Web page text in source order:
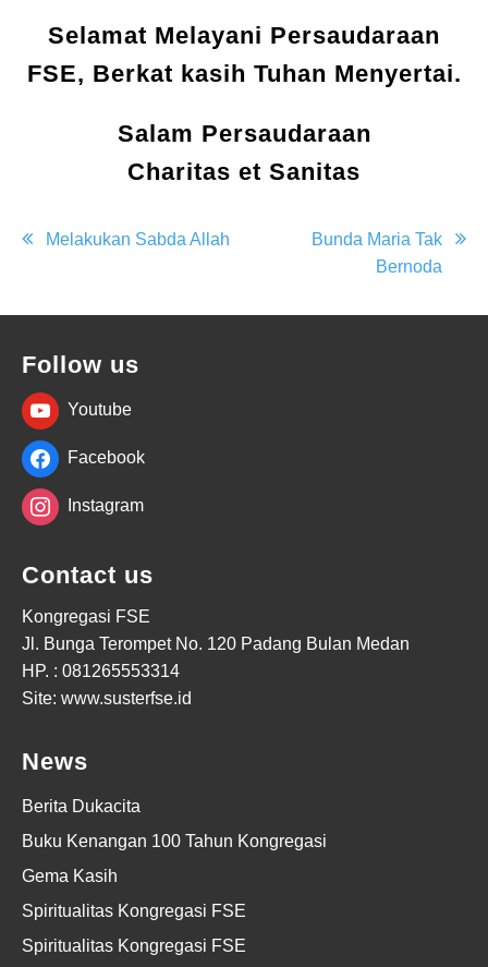
Selamat Melayani Persaudaraan
FSE, Berkat kasih Tuhan Menyertai.
Salam Persaudaraan
Charitas et Sanitas
Post
Melakukan Sabda Allah
Bunda Maria Tak
Bernoda
Follow us
Youtube
Facebook
Instagram
Contact us
Kongregasi FSE
Jl. Bunga Terompet No. 120 Padang Bulan Medan
HP. : 081265553314
Site: www.susterfse.id
News
Berita Dukacita
Buku Kenangan 100 Tahun Kongregasi
Gema Kasih
Spiritualitas Kongregasi FSE
Spiritualitas Kongregasi FSE